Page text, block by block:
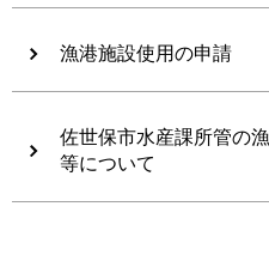
漁港施設使用の申請
佐世保市水産課所管の
等について